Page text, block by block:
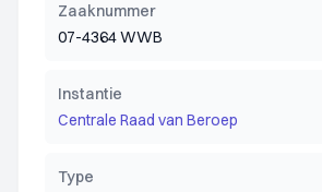
Zaaknummer
07-4364 WWB
Instantie
Centrale Raad van Beroep
Type